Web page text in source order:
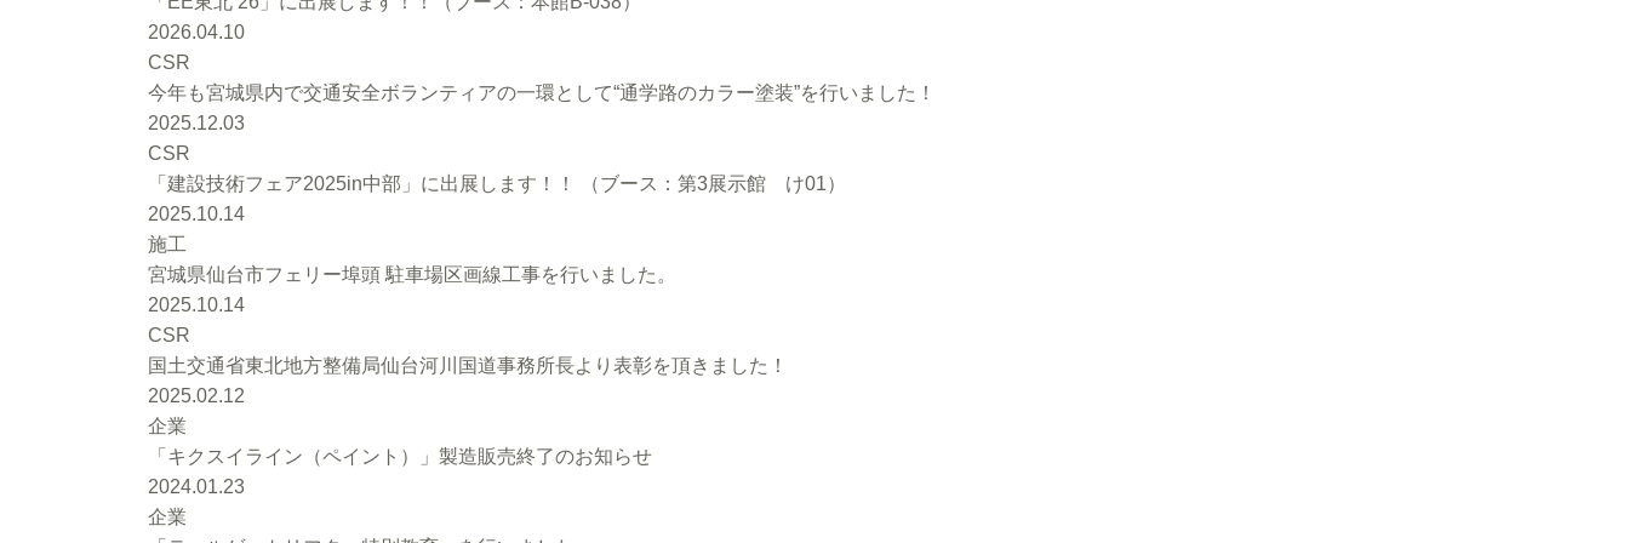
2026.04.10
CSR
今年も宮城県内で交通安全ボランティアの一環として“通学路のカラー塗装”を行いました！
2025.12.03
CSR
「建設技術フェア2025in中部」に出展します！！ （ブース：第3展示館 け01）
2025.10.14
施工
宮城県仙台市フェリー埠頭 駐車場区画線工事を行いました。
2025.10.14
CSR
国土交通省東北地方整備局仙台河川国道事務所長より表彰を頂きました！
2025.02.12
企業
「キクスイライン（ペイント）」製造販売終了のお知らせ
2024.01.23
企業